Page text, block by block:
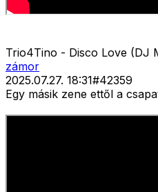
Trio4Tino - Disco Love (DJ
zámor
2025.07.27. 18:31#42359
Egy másik zene ettől a